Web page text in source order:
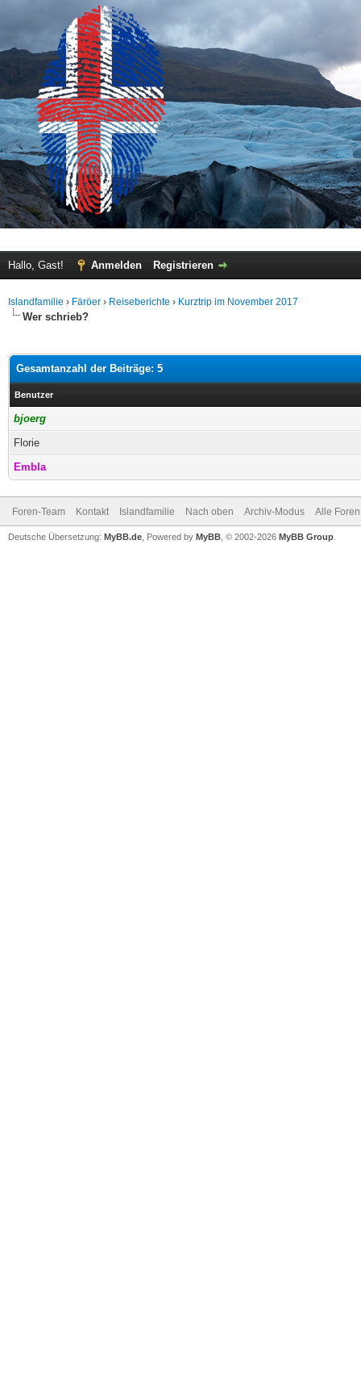
Hallo, Gast! Anmelden Registrieren
Islandfamilie › Färöer › Reiseberichte › Kurztrip im November 2017
Wer schrieb?
Gesamtanzahl der Beiträge: 5
Benutzer
bjoerg
Florie
Embla
Foren-Team Kontakt Islandfamilie Nach oben Archiv-Modus Alle
Deutsche Übersetzung: MyBB.de , Powered by MyBB , © 2002-2026 MyBB Group